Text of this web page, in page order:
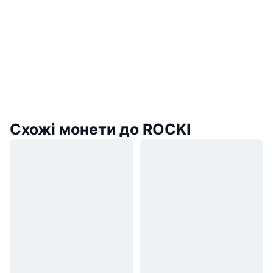
Схожі монети до ROCKI